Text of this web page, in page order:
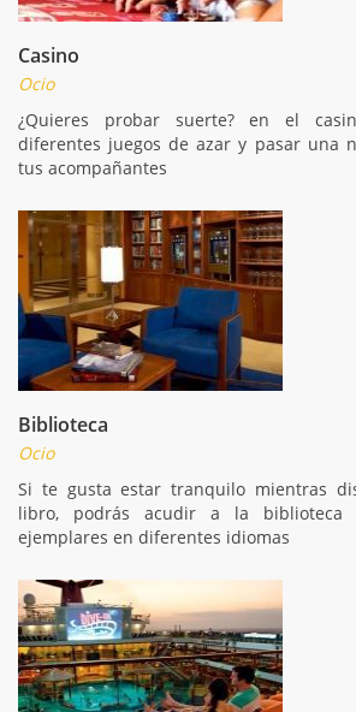
Casino
Ocio
¿Quieres probar suerte? en el
diferentes juegos de azar y pasar una
tus acompañantes
Biblioteca
Ocio
Si te gusta estar tranquilo mientras
libro, podrás acudir a la biblioteca
ejemplares en diferentes idiomas